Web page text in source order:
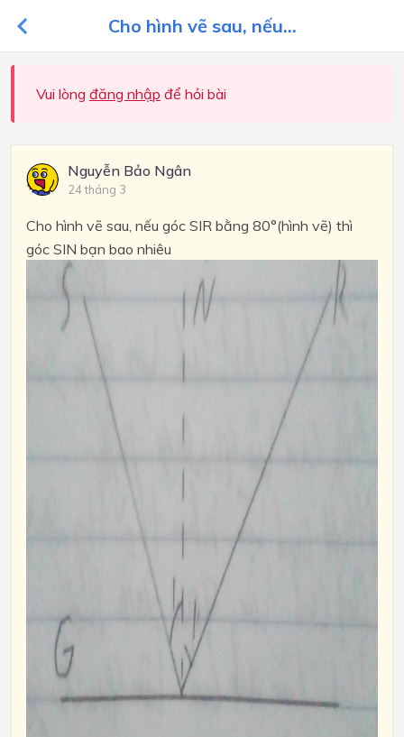
Cho hình vẽ sau, nếu...
Vui lòng đăng nhập để hỏi bài
Nguyễn Bảo Ngân
24 tháng 3
Cho hình vẽ sau, nếu góc SIR bằng 80°(hình vẽ) thì
góc SIN bạn bao nhiêu